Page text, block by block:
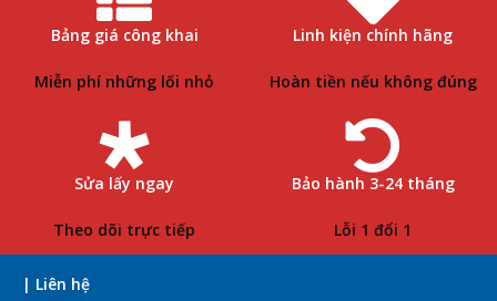
Bảng giá công khai
Miễn phí những lối nhỏ
Linh kiện chính hãng
Hoàn tiền nếu không đúng
Sửa lấy ngay
Theo dõi trực tiếp
Bảo hành 3-24 tháng
Lỗi 1 đổi 1
| Liên hệ